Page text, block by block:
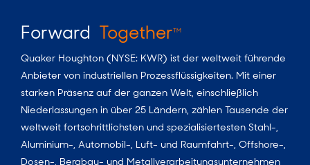
Forward TogetherTM
Quaker Houghton (NYSE: KWR) ist der weltweit führende
Anbieter von industriellen Prozessflüssigkeiten. Mit einer
starken Präsenz auf der ganzen Welt, einschließlich
Niederlassungen in über 25 Ländern, zählen Tausende der
weltweit fortschrittlichsten und spezialisiertesten Stahl-,
Aluminium-, Automobil-, Luft- und Raumfahrt-, Offshore-,
Dosen-, Bergbau- und Metallverarbeitungsunternehmen